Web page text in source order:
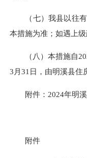
（七）我县以往有
本措施为准；如遇上
（八）本措施自
3月31日，由明溪县住
附件：2024年明溪
附件